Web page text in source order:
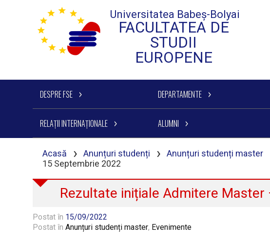
Universitatea Babeș-Bolyai
FACULTATEA DE
STUDII
EUROPENE
DESPRE FSE DEPARTAMENTE
RELAȚII INTERNAȚIONALE ALUMNI
Acasă › Anunțuri studenți › Anunțuri studenți master
15 Septembrie 2022
Rezultate inițiale Admitere
Postat în 15/09/2022
Postat înAnunțuri studenți master, Evenimente